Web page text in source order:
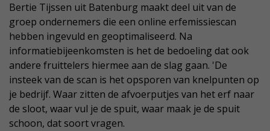
Bertie Tijssen uit Batenburg maakt deel uit van de
groep ondernemers die een online erfemissiescan
hebben ingevuld en geoptimaliseerd. Na
informatiebijeenkomsten is het de bedoeling dat ook
andere fruittelers hiermee aan de slag gaan. 'De
insteek van de scan is het opsporen van knelpunten op
je bedrijf. Waar zitten de afvoerputjes van het erf naar
de sloot, waar vul je de spuit, waar maak je de spuit
schoon, dat soort vragen.